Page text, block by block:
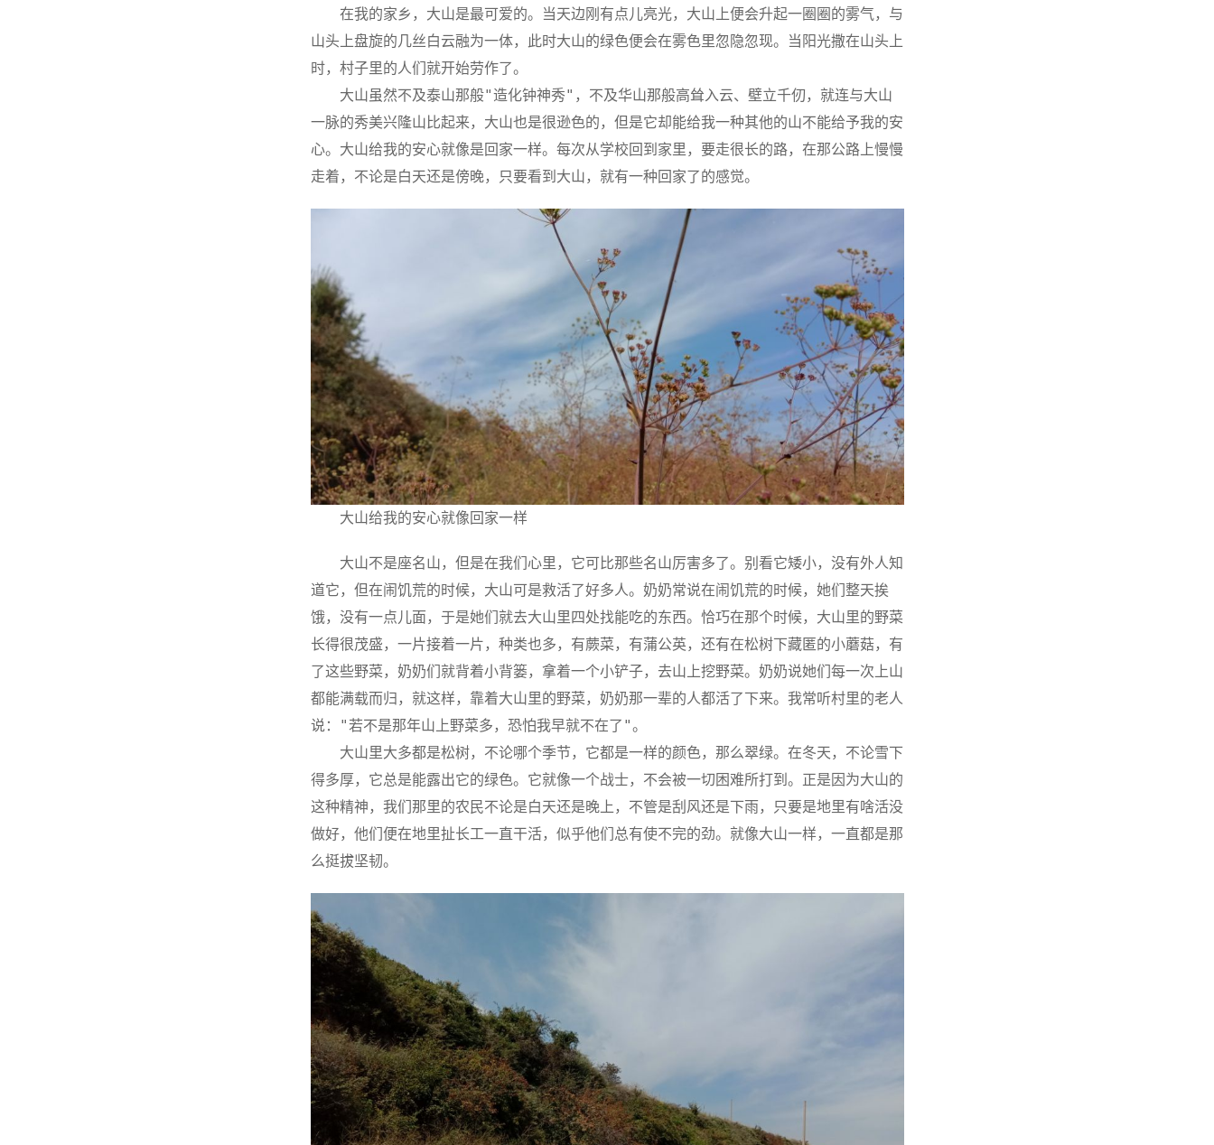
在我的家乡，大山是最可爱的。当天边刚有点儿亮光，大山上便会升起一圈圈的雾气，与
山头上盘旋的几丝白云融为一体，此时大山的绿色便会在雾色里忽隐忽现。当阳光撒在山头上
时，村子里的人们就开始劳作了。
大山虽然不及泰山那般"造化钟神秀"，不及华山那般高耸入云、壁立千仞，就连与大山
一脉的秀美兴隆山比起来，大山也是很逊色的，但是它却能给我一种其他的山不能给予我的安
心。大山给我的安心就像是回家一样。每次从学校回到家里，要走很长的路，在那公路上慢慢
走着，不论是白天还是傍晚，只要看到大山，就有一种回家了的感觉。
大山给我的安心就像回家一样
大山不是座名山，但是在我们心里，它可比那些名山厉害多了。别看它矮小，没有外人知
道它，但在闹饥荒的时候，大山可是救活了好多人。奶奶常说在闹饥荒的时候，她们整天挨
饿，没有一点儿面，于是她们就去大山里四处找能吃的东西。恰巧在那个时候，大山里的野菜
长得很茂盛，一片接着一片，种类也多，有蕨菜，有蒲公英，还有在松树下藏匿的小蘑菇，有
了这些野菜，奶奶们就背着小背篓，拿着一个小铲子，去山上挖野菜。奶奶说她们每一次上山
都能满载而归，就这样，靠着大山里的野菜，奶奶那一辈的人都活了下来。我常听村里的老人
说："若不是那年山上野菜多，恐怕我早就不在了"。
大山里大多都是松树，不论哪个季节，它都是一样的颜色，那么翠绿。在冬天，不论雪下
得多厚，它总是能露出它的绿色。它就像一个战士，不会被一切困难所打到。正是因为大山的
这种精神，我们那里的农民不论是白天还是晚上，不管是刮风还是下雨，只要是地里有啥活没
做好，他们便在地里扯长工一直干活，似乎他们总有使不完的劲。就像大山一样，一直都是那
么挺拔坚韧。